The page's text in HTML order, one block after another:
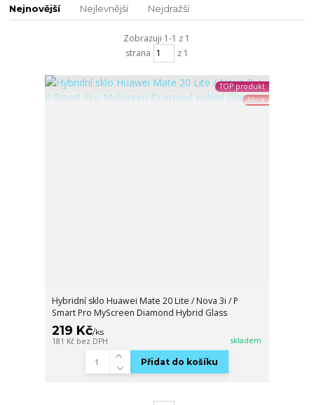
Nejnovější Nejlevnější Nejdražší
Zobrazuji 1-1 z 1
strana
z 1
TOP produkt
Akce
Hybridní sklo Huawei Mate 20 Lite / Nova 3i / P
Smart Pro MyScreen Diamond Hybrid Glass
219 Kč/ks
181 Kč bez DPH skladem
Přidat do košíku